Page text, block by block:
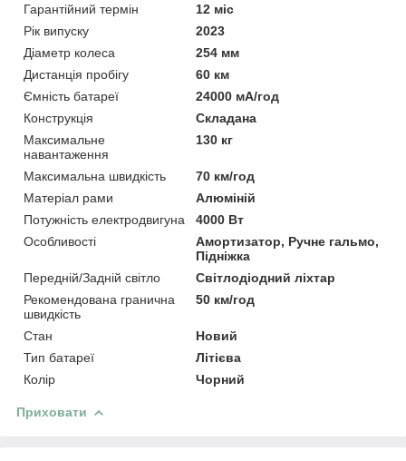
Гарантійний термін
12 міс
Рік випуску
2023
Діаметр колеса
254 мм
Дистанція пробігу
60 км
Ємність батареї
24000 мА/год
Конструкція
Складана
Максимальне
навантаження
130 кг
Максимальна швидкість
70 км/год
Матеріал рами
Алюміній
Потужність електродвигуна
4000 Вт
Особливості
Амортизатор, Ручне гальмо,
Підніжка
Передній/Задній світло
Світлодіодний ліхтар
Рекомендована гранична
швидкість
50 км/год
Стан
Новий
Тип батареї
Літієва
Колір
Чорний
Приховати